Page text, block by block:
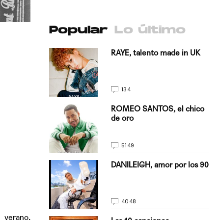
Popular Lo último
del
RAYE, talento made in UK
134
ROMEO SANTOS, el chico
de oro
5149
DANILEIGH, amor por los 90
4048